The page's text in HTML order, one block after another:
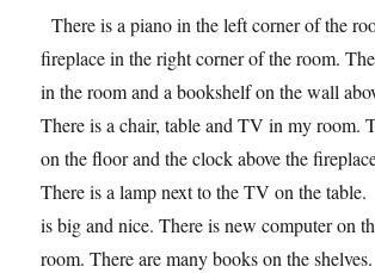
There is a piano in the left corner of the
fireplace in the right corner of the room.
in the room and a bookshelf on the wall
There is a chair, table and TV in my room.
on the floor and the clock above the
There is a lamp next to the TV on the
is big and nice. There is new computer on
room. There are many books on the shelves.